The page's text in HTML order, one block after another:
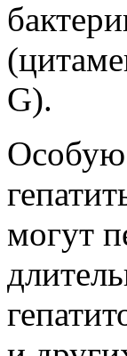
G).
Особую
могут